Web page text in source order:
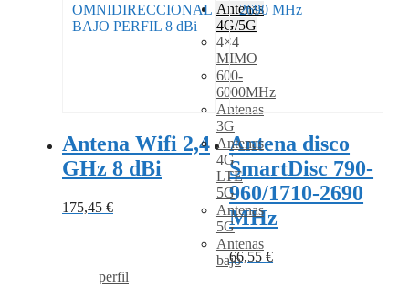
Antena Wifi 2,4
GHz 8 dBi
175,45 €
Antena disco
SmartDisc 790-
960/1710-2690
MHz
66,55€
Antenas
4G/5G
4×4
MIMO
600-
6000MHz
Antenas
3G
Antenas
4G
LTE
5G
Antenas
5G
Antenas
bajo
perfil